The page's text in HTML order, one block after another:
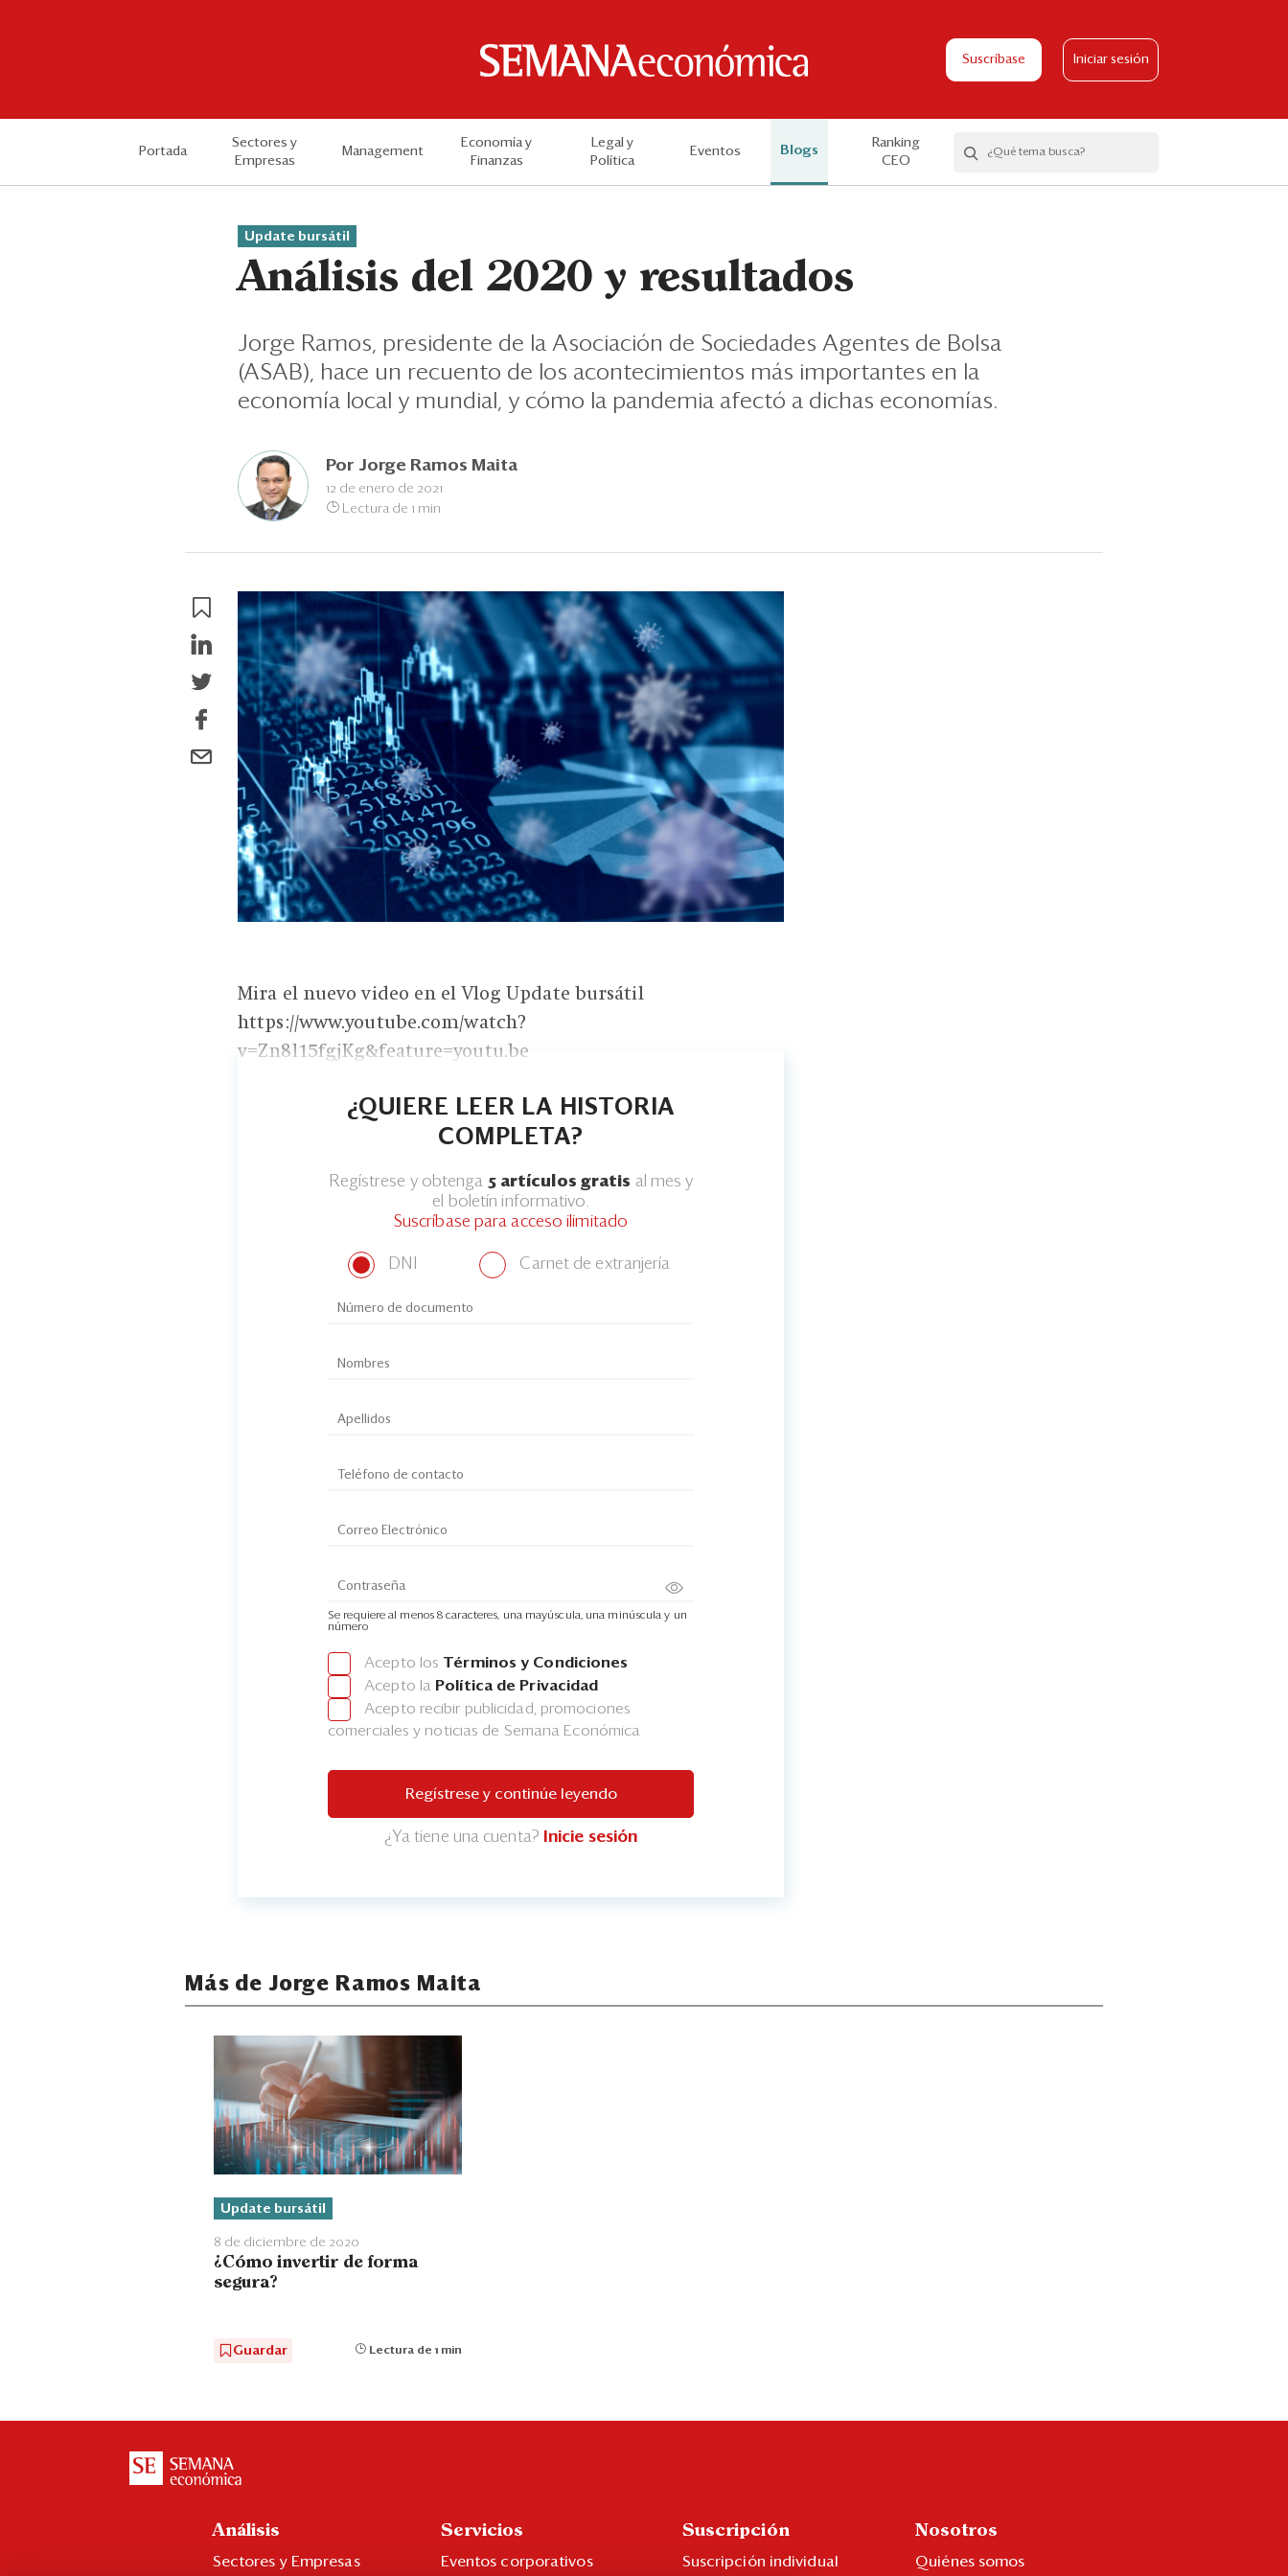
Suscríbase Iniciar sesión
Portada
Sectores y
Empresas
Management
Economía y
Finanzas
Legal y
Política
Eventos Blogs
Ranking
CEO
Update bursátil
Análisis del 2020 y resultados
Jorge Ramos, presidente de la Asociación de Sociedades Agentes de Bolsa
(ASAB), hace un recuento de los acontecimientos más importantes en la
economía local y mundial, y cómo la pandemia afectó a dichas economías.
Por Jorge Ramos Maita
12 de enero de 2021
Lectura de 1 min
Mira el nuevo video en el Vlog Update bursátil
https://www.youtube.com/watch?
v=Zn8l15fgjKg&feature=youtu.be
¿QUIERE LEER LA HISTORIA
COMPLETA?
Regístrese y obtenga 5 artículos gratis al mes y
el boletín informativo.
Suscríbase para acceso ilimitado
DNI Carnet de extranjería
Se requiere al menos 8 caracteres, una mayúscula, una minúscula y un
número
Acepto los Términos y Condiciones
Acepto la Política de Privacidad
Acepto recibir publicidad, promociones
comerciales y noticias de Semana Económica
Regístrese y continúe leyendo
¿Ya tiene una cuenta? Inicie sesión
Más de Jorge Ramos Maita
Update bursátil
8 de diciembre de 2020
¿Cómo invertir de forma
segura?
Guardar Lectura de 1 min
Análisis
Sectores y Empresas
Servicios
Eventos corporativos
Suscripción
Suscripción individual
Nosotros
Quiénes somos